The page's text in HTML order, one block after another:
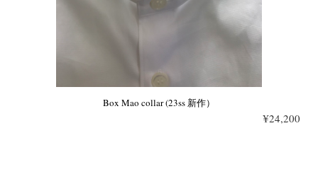
Box Mao collar (23ss 新作）
¥24,200